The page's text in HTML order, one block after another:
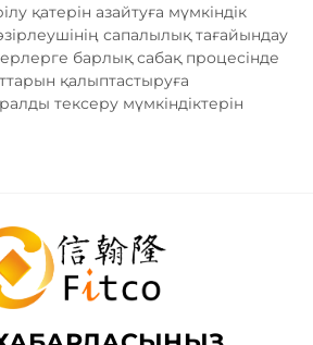
қатерін азайтуға мүмкіндік
сапалылық тағайындау
барлық сабақ процесінде
қалыптастыруға
тексеру мүмкіндіктерін